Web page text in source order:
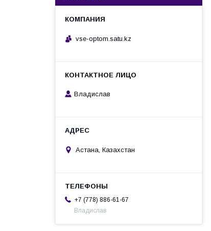
vse-optom.satu.kz
Владислав
Астана, Казахстан
+7 (778) 886-61-67
Владислав